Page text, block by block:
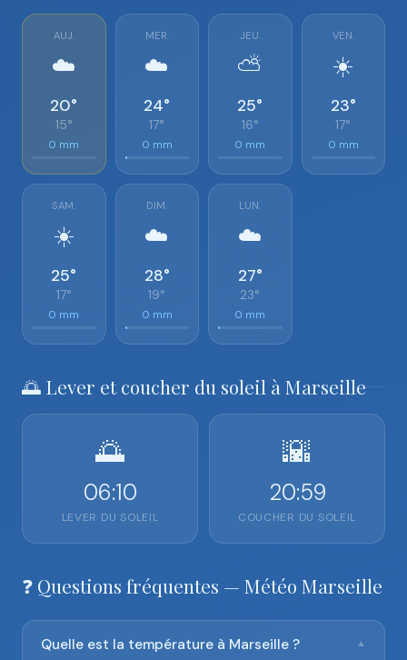
AUJ.
☁️
20°
15°
0 mm
MER.
☁️
24°
17°
0 mm
JEU.
⛅
25°
16°
0 mm
VEN.
☀️
23°
17°
0 mm
SAM.
☀️
25°
17°
0 mm
DIM.
☁️
28°
19°
0 mm
LUN.
☁️
27°
23°
0 mm
🌅 Lever et coucher du soleil à Marseille
🌅
06:10
LEVER DU SOLEIL
🌇
20:59
COUCHER DU SOLEIL
❓ Questions fréquentes — Météo Marseille
Quelle est la température à Marseille ? ▼